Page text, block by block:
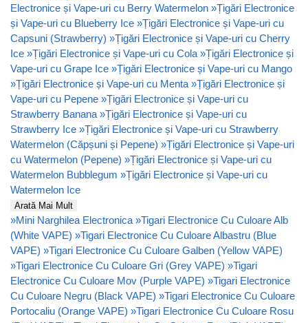
Electronice și Vape-uri cu Berry Watermelon »Țigări Electronice
și Vape-uri cu Blueberry Ice »Țigări Electronice și Vape-uri cu
Capsuni (Strawberry) »Țigări Electronice și Vape-uri cu Cherry
Ice »Țigări Electronice și Vape-uri cu Cola »Țigări Electronice și
Vape-uri cu Grape Ice »Țigări Electronice și Vape-uri cu Mango
»Țigări Electronice și Vape-uri cu Menta »Țigări Electronice și
Vape-uri cu Pepene »Țigări Electronice și Vape-uri cu
Strawberry Banana »Țigări Electronice și Vape-uri cu
Strawberry Ice »Țigări Electronice și Vape-uri cu Strawberry
Watermelon (Căpșuni și Pepene) »Țigări Electronice și Vape-uri
cu Watermelon (Pepene) »Țigări Electronice și Vape-uri cu
Watermelon Bubblegum »Țigări Electronice și Vape-uri cu
Watermelon Ice
Arată Mai Mult
»Mini Narghilea Electronica »Tigari Electronice Cu Culoare Alb
(White VAPE) »Tigari Electronice Cu Culoare Albastru (Blue
VAPE) »Tigari Electronice Cu Culoare Galben (Yellow VAPE)
»Tigari Electronice Cu Culoare Gri (Grey VAPE) »Tigari
Electronice Cu Culoare Mov (Purple VAPE) »Tigari Electronice
Cu Culoare Negru (Black VAPE) »Tigari Electronice Cu Culoare
Portocaliu (Orange VAPE) »Tigari Electronice Cu Culoare Rosu